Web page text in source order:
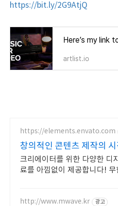
https://bit.ly/2G9AtjQ
Here’s my link
artlist.io
https://elements.envato.com
창의적인 콘텐츠 제작의
렌드를 이끄는 인기 콘텐츠
크리에이터를 위한 다양한 디
료를 아낌없이 제공합니다! 무
http://www.mwave.kr 광고